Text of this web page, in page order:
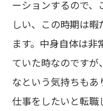
ーションするので、
しい、この時期は
ます。中身自体は非
ていた時なのです
なという気持ちもあ
仕事をしたいと転職